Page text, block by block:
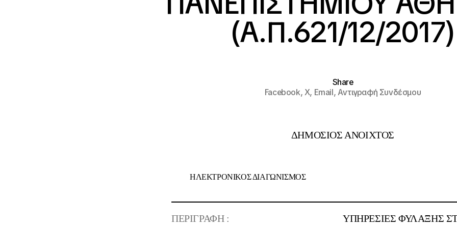
(Α.Π.621/12/2017)
Share
Facebook,X, Email,Αντιγραφή Συνδέσμου
ΔΗΜΟΣΙΟΣ ΑΝΟΙΧΤΟΣ
ΗΛΕΚΤΡΟΝΙΚΟΣ ΔΙΑΓΩΝΙΣΜΟΣ
ΠΕΡΙΓΡΑΦΗ :
ΥΠΗΡΕΣΙΕΣ ΦΥΛΑΞΗΣ